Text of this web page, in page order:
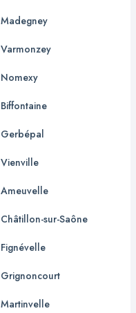
Madegney
Varmonzey
Nomexy
Biffontaine
Gerbépal
Vienville
Ameuvelle
Châtillon-sur-Saône
Fignévelle
Grignoncourt
Martinvelle